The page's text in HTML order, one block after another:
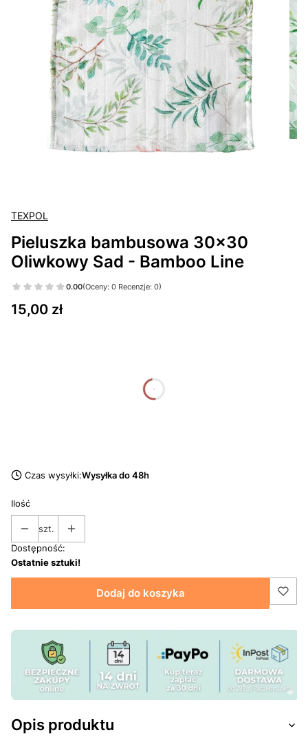
TEXPOL
Pieluszka bambusowa 30x30
Oliwkowy Sad - Bamboo Line
0.00(Oceny: 0 Recenzje: 0)
Cena
15,00 zł
godziny
Czas wysyłki:Wysyłka do 48h
Ilość
szt.
Dostępność:
Ostatnie sztuki!
Dodaj do koszyka
Opis produktu